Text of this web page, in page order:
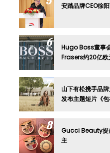
安踏品牌CEO徐
Hugo Boss董事
Frasers约20亿欧
山下有松携手品
发布主题短片《
Gucci Beauty提
主